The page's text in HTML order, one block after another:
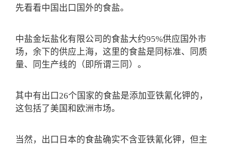
先看看中国出口国外的食盐。
中盐金坛盐化有限公司的食盐大约95%供应国外市
场，余下的供应上海，这里的食盐是同标准、同质
量、同生产线的（即所谓三同）。
其中有出口26个国家的食盐是添加亚铁氰化钾的，
这包括了美国和欧洲市场。
当然，出口日本的食盐确实不含亚铁氰化钾，但主